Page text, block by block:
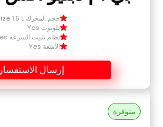
حجم المحرك Size 1.5 L
بلوتوث Yes
نظام تثبيت السرعة Yes
الأمتعة Yes
إرسال الاستفسار
متوفرة